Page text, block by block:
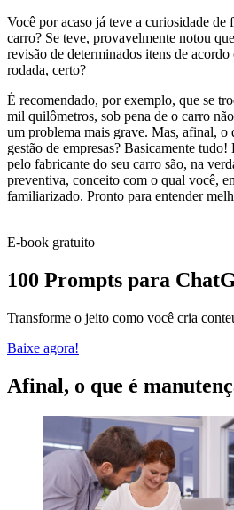
Você por acaso já teve a curiosidade de
carro? Se teve, provavelmente notou
revisão de determinados itens de
rodada, certo?
É recomendado, por exemplo, que se
mil quilômetros, sob pena de o carro
um problema mais grave. Mas, afinal, o
gestão de empresas? Basicamente tudo!
pelo fabricante do seu carro são, na
preventiva, conceito com o qual você,
familiarizado. Pronto para entender
E-book gratuito
100 Prompts para
Transforme o jeito como você cria
Baixe agora!
Afinal, o que é